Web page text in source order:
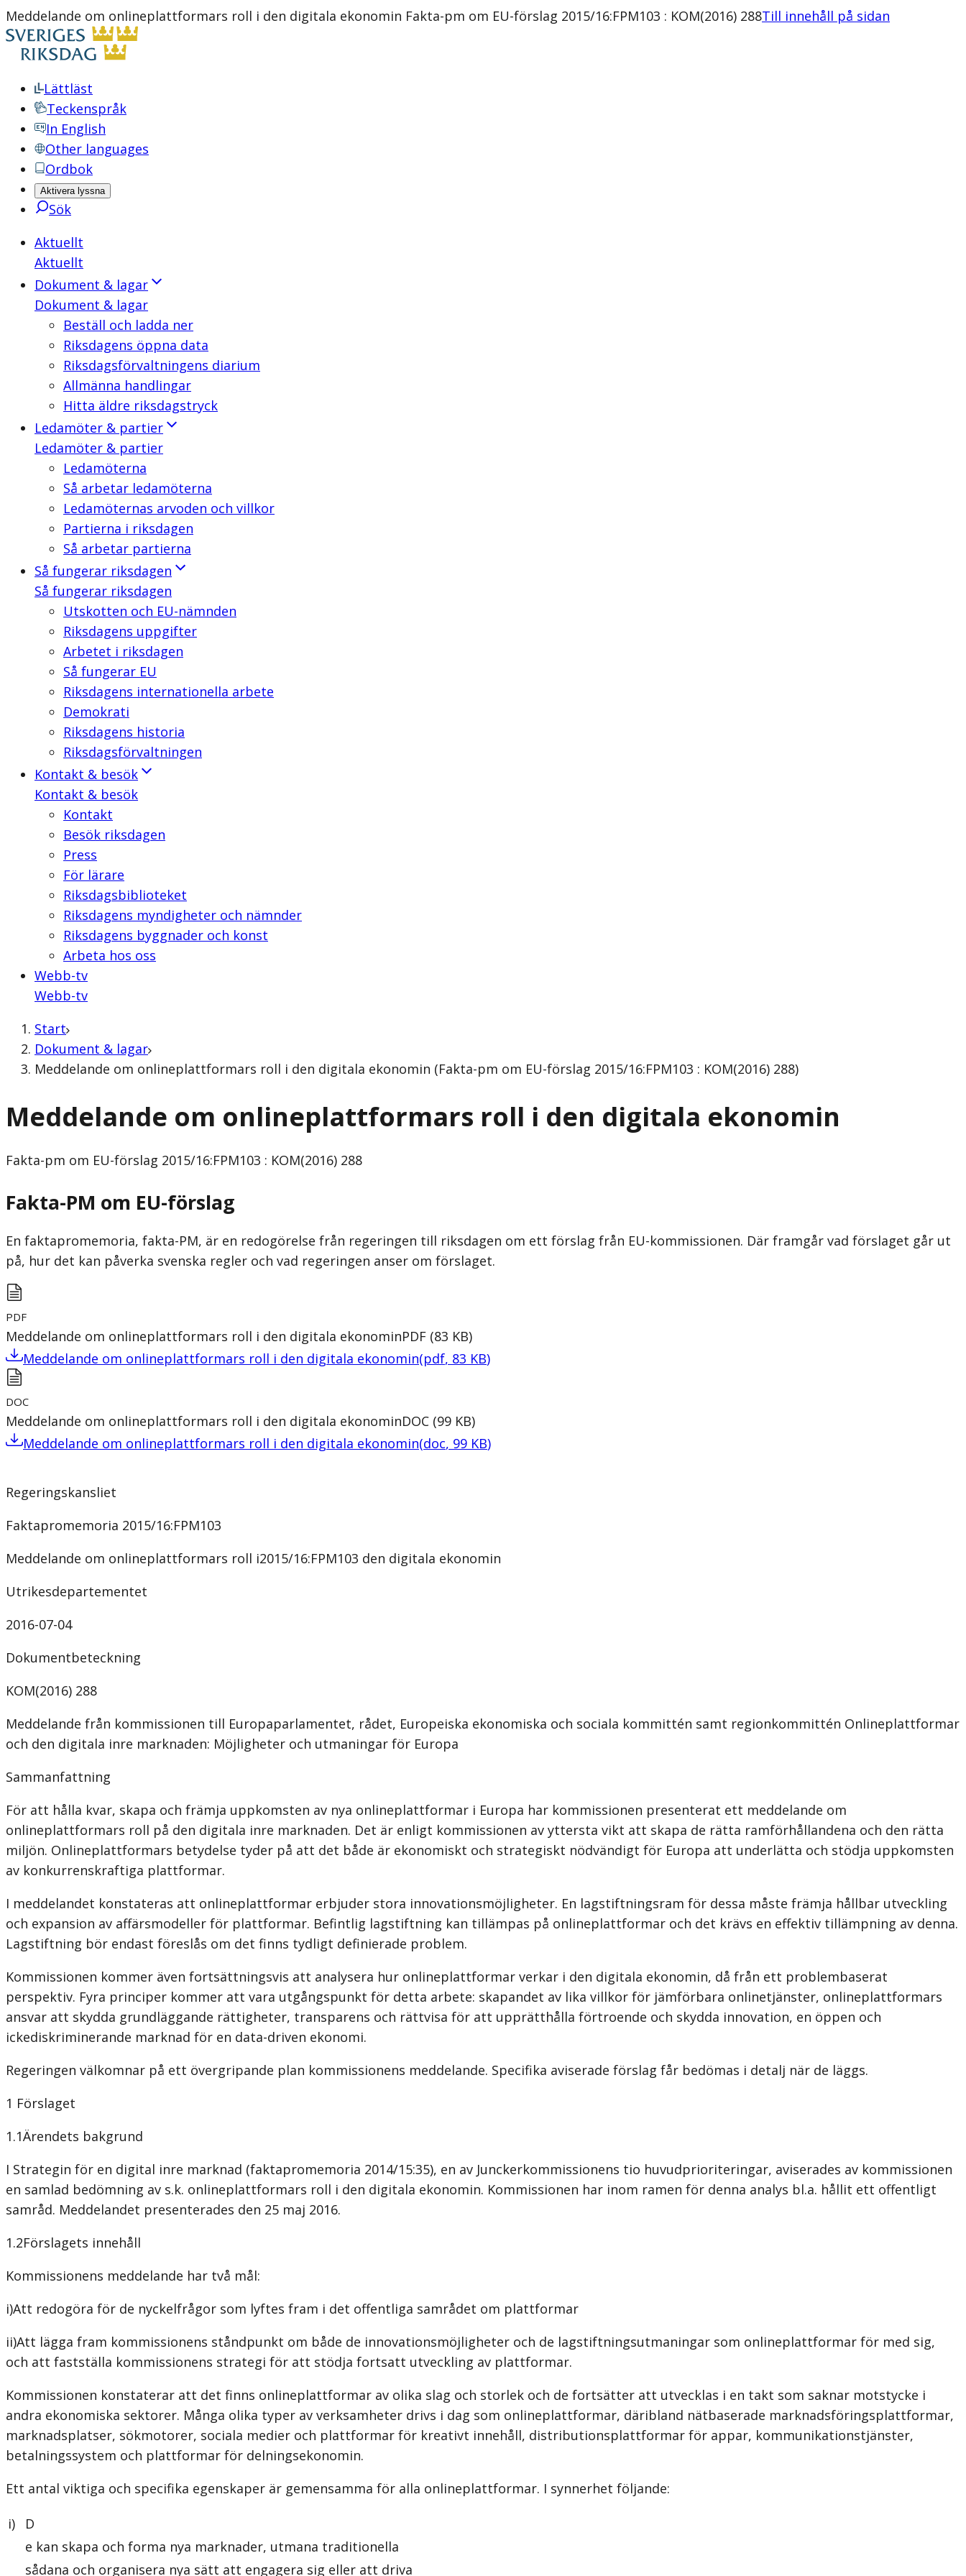
Meddelande om onlineplattformars roll i den digitala ekonomin Fakta-pm om EU-förslag 2015/16:FPM103 : KOM(2016) 288Till innehåll på sidan
Lättläst
Teckenspråk
In English
Other languages
Ordbok
Aktivera lyssna
Sök
Aktuellt
Aktuellt
Dokument & lagar
Dokument & lagar
Beställ och ladda ner
Riksdagens öppna data
Riksdagsförvaltningens diarium
Allmänna handlingar
Hitta äldre riksdagstryck
Ledamöter & partier
Ledamöter & partier
Ledamöterna
Så arbetar ledamöterna
Ledamöternas arvoden och villkor
Partierna i riksdagen
Så arbetar partierna
Så fungerar riksdagen
Så fungerar riksdagen
Utskotten och EU-nämnden
Riksdagens uppgifter
Arbetet i riksdagen
Så fungerar EU
Riksdagens internationella arbete
Demokrati
Riksdagens historia
Riksdagsförvaltningen
Kontakt & besök
Kontakt & besök
Kontakt
Besök riksdagen
Press
För lärare
Riksdagsbiblioteket
Riksdagens myndigheter och nämnder
Riksdagens byggnader och konst
Arbeta hos oss
Webb-tv
Webb-tv
Start
Dokument & lagar
Meddelande om onlineplattformars roll i den digitala ekonomin (Fakta-pm om EU-förslag 2015/16:FPM103 : KOM(2016) 288)
Meddelande om onlineplattformars roll i den digitala ekonomin
Fakta-pm om EU-förslag 2015/16:FPM103 : KOM(2016) 288
Fakta-PM om EU-förslag
En faktapromemoria, fakta-PM, är en redogörelse från regeringen till riksdagen om ett förslag från EU-kommissionen. Där framgår vad förslaget går ut
på, hur det kan påverka svenska regler och vad regeringen anser om förslaget.
PDF
Meddelande om onlineplattformars roll i den digitala ekonominPDF (83 KB)
Meddelande om onlineplattformars roll i den digitala ekonomin(pdf, 83 KB)
DOC
Meddelande om onlineplattformars roll i den digitala ekonominDOC (99 KB)
Meddelande om onlineplattformars roll i den digitala ekonomin(doc, 99 KB)
Regeringskansliet
Faktapromemoria 2015/16:FPM103
Meddelande om onlineplattformars roll i2015/16:FPM103 den digitala ekonomin
Utrikesdepartementet
2016-07-04
Dokumentbeteckning
KOM(2016) 288
Meddelande från kommissionen till Europaparlamentet, rådet, Europeiska ekonomiska och sociala kommittén samt regionkommittén Onlineplattformar
och den digitala inre marknaden: Möjligheter och utmaningar för Europa
Sammanfattning
För att hålla kvar, skapa och främja uppkomsten av nya onlineplattformar i Europa har kommissionen presenterat ett meddelande om
onlineplattformars roll på den digitala inre marknaden. Det är enligt kommissionen av yttersta vikt att skapa de rätta ramförhållandena och den rätta
miljön. Onlineplattformars betydelse tyder på att det både är ekonomiskt och strategiskt nödvändigt för Europa att underlätta och stödja uppkomsten
av konkurrenskraftiga plattformar.
I meddelandet konstateras att onlineplattformar erbjuder stora innovationsmöjligheter. En lagstiftningsram för dessa måste främja hållbar utveckling
och expansion av affärsmodeller för plattformar. Befintlig lagstiftning kan tillämpas på onlineplattformar och det krävs en effektiv tillämpning av denna.
Lagstiftning bör endast föreslås om det finns tydligt definierade problem.
Kommissionen kommer även fortsättningsvis att analysera hur onlineplattformar verkar i den digitala ekonomin, då från ett problembaserat
perspektiv. Fyra principer kommer att vara utgångspunkt för detta arbete: skapandet av lika villkor för jämförbara onlinetjänster, onlineplattformars
ansvar att skydda grundläggande rättigheter, transparens och rättvisa för att upprätthålla förtroende och skydda innovation, en öppen och
ickediskriminerande marknad för en data-driven ekonomi.
Regeringen välkomnar på ett övergripande plan kommissionens meddelande. Specifika aviserade förslag får bedömas i detalj när de läggs.
1 Förslaget
1.1Ärendets bakgrund
I Strategin för en digital inre marknad (faktapromemoria 2014/15:35), en av Junckerkommissionens tio huvudprioriteringar, aviserades av kommissionen
en samlad bedömning av s.k. onlineplattformars roll i den digitala ekonomin. Kommissionen har inom ramen för denna analys bl.a. hållit ett offentligt
samråd. Meddelandet presenterades den 25 maj 2016.
1.2Förslagets innehåll
Kommissionens meddelande har två mål:
i)Att redogöra för de nyckelfrågor som lyftes fram i det offentliga samrådet om plattformar
ii)Att lägga fram kommissionens ståndpunkt om både de innovationsmöjligheter och de lagstiftningsutmaningar som onlineplattformar för med sig,
och att fastställa kommissionens strategi för att stödja fortsatt utveckling av plattformar.
Kommissionen konstaterar att det finns onlineplattformar av olika slag och storlek och de fortsätter att utvecklas i en takt som saknar motstycke i
andra ekonomiska sektorer. Många olika typer av verksamheter drivs i dag som onlineplattformar, däribland nätbaserade marknadsföringsplattformar,
marknadsplatser, sökmotorer, sociala medier och plattformar för kreativt innehåll, distributionsplattformar för appar, kommunikationstjänster,
betalningssystem och plattformar för delningsekonomin.
Ett antal viktiga och specifika egenskaper är gemensamma för alla onlineplattformar. I synnerhet följande:
i)
D
e kan skapa och forma nya marknader, utmana traditionella
sådana och organisera nya sätt att engagera sig eller att driva